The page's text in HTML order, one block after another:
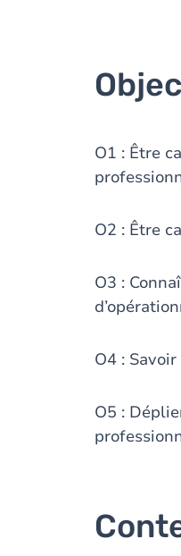
O1 : Être
O2 : Être
O3 :
O4 :
O5 :